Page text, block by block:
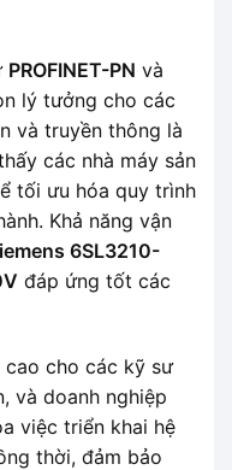
PROFINET-PN và
lý tưởng cho các
và truyền thông là
các nhà máy sản
tối ưu hóa quy trình
Khả năng vận
6SL3210-
đáp ứng tốt các
cao cho các kỹ sư
và doanh nghiệp
việc triển khai hệ
thời, đảm bảo